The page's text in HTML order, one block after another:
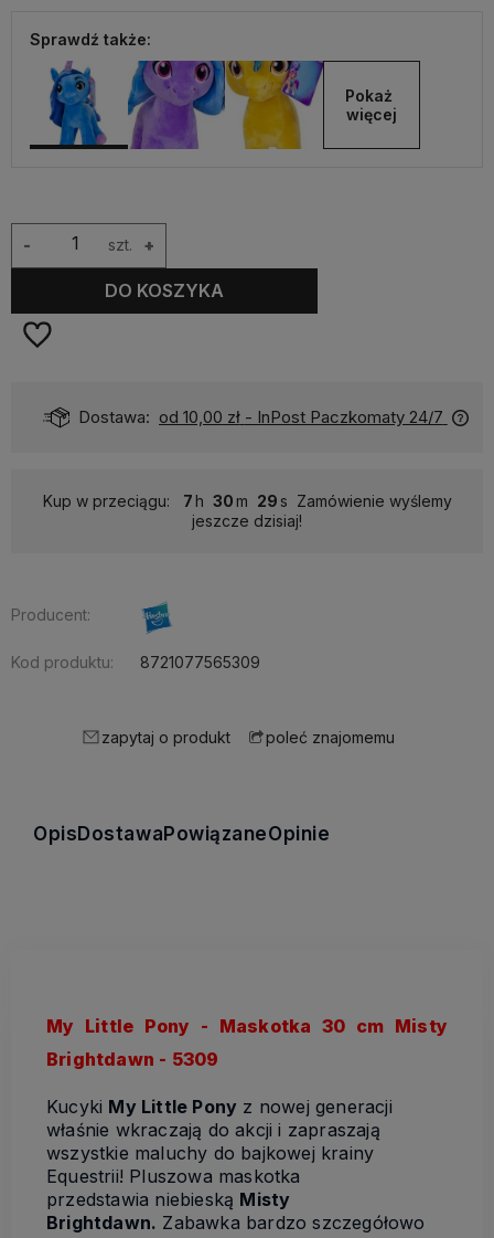
Sprawdź także:
Pokaż
więcej
szt. +
-
DO KOSZYKA
Dostawa: od 10,00 zł - InPost Paczkomaty 24/7
Kup w przeciągu: 7 30 29
Zamówienie wyślemy
jeszcze dzisiaj!
Producent:
Kod produktu: 8721077565309
zapytaj o produkt poleć znajomemu
OpisDostawaPowiązaneOpinie
My Little Pony - Maskotka 30 cm Misty
Brightdawn - 5309
Kucyki My Little Pony z nowej generacji
właśnie wkraczają do akcji i zapraszają
wszystkie maluchy do bajkowej krainy
Equestrii! Pluszowa maskotka
przedstawia niebieską Misty
Brightdawn. Zabawka bardzo szczegółowo